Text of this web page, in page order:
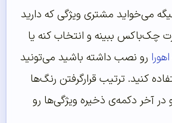
می‌خواید مشتری ویژگی که دارید
چک‌باکس ببینه و انتخاب کنه یا
رو نصب داشته باشید می‌تونید
کنید. ترتیب قرارگرفتن رنگ‌ها
آخر دکمه‌ی ذخیره ویژگی‌ها رو